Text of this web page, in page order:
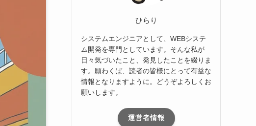
ひらり
システムエンジニアとして、WEBシステ
ム開発を専門としています。そんな私が
日々気づいたこと、発見したことを綴りま
す。願わくば、読者の皆様にとって有益な
情報となりますように。どうぞよろしくお
願いします。
運営者情報